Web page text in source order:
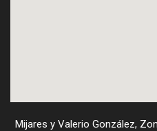
Mijares y Valerio González,